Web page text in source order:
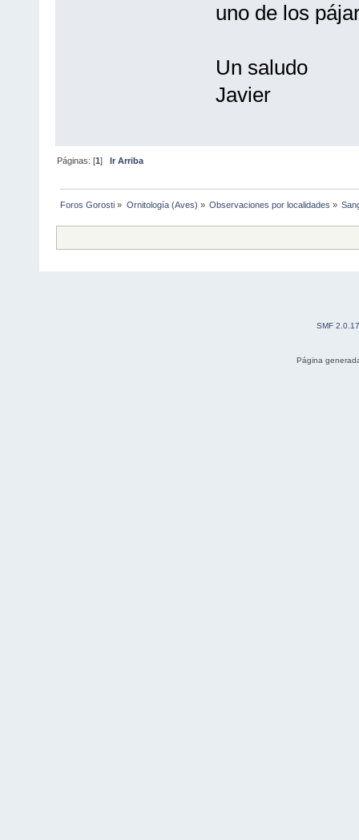
uno de los
Un saludo
Javier
Páginas: [1] Ir Arriba
Foros Gorosti » Ornitología (Aves) » Observaciones por localidades »
SMF 2.0.17
Página